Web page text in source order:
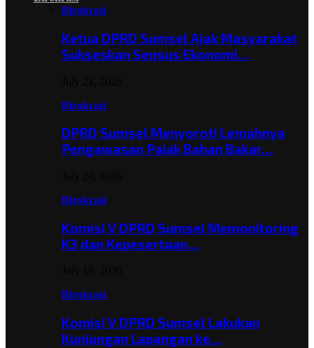
Birokrasi
Ketua DPRD Sumsel Ajak Masyarakat
Sukseskan Sensus Ekonomi…
Birokrasi
DPRD Sumsel Menyoroti Lemahnya
Pengawasan Pajak Bahan Bakar…
Birokrasi
Komisi V DPRD Sumsel Memonitoring
K3 dan Kepesertaan…
Birokrasi
Komisi V DPRD Sumsel Lakukan
Kunjungan Lapangan ke…